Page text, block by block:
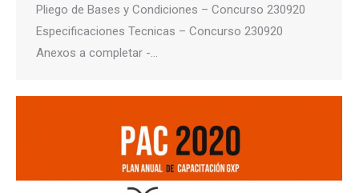
Pliego de Bases y Condiciones – Concurso 230920
Especificaciones Tecnicas – Concurso 230920
Anexos a completar -…